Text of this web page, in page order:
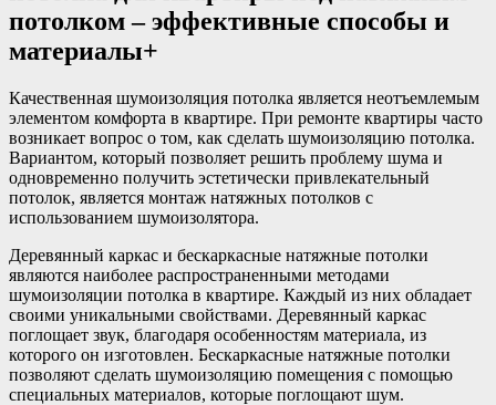
потолком – эффективные способы и
материалы+
Качественная шумоизоляция потолка является неотъемлемым
элементом комфорта в квартире. При ремонте квартиры часто
возникает вопрос о том, как сделать шумоизоляцию потолка.
Вариантом, который позволяет решить проблему шума и
одновременно получить эстетически привлекательный
потолок, является монтаж натяжных потолков с
использованием шумоизолятора.
Деревянный каркас и бескаркасные натяжные потолки
являются наиболее распространенными методами
шумоизоляции потолка в квартире. Каждый из них обладает
своими уникальными свойствами. Деревянный каркас
поглощает звук, благодаря особенностям материала, из
которого он изготовлен. Бескаркасные натяжные потолки
позволяют сделать шумоизоляцию помещения с помощью
специальных материалов, которые поглощают шум.